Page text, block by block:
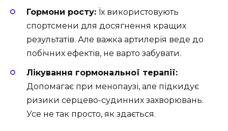
Гормони росту: Їх використовують
спортсмени для досягнення кращих
результатів. Але важка артилерія веде до
побічних ефектів, не варто забувати.
Лікування гормональної терапії:
Допомагає при менопаузі, але підкидує
ризики серцево-судинних захворювань.
Усе не так просто, як здається.